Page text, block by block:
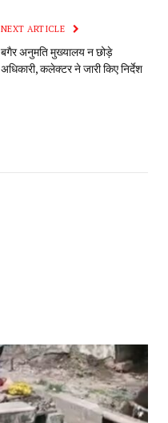
NEXT ARTICLE
बगैर अनुमति मुख्यालय न छोड़े
अधिकारी, कलेक्टर ने जारी किए निर्देश